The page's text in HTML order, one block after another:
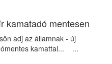
kamatadó mentesen
adj az államnak - új
kamattal... ...